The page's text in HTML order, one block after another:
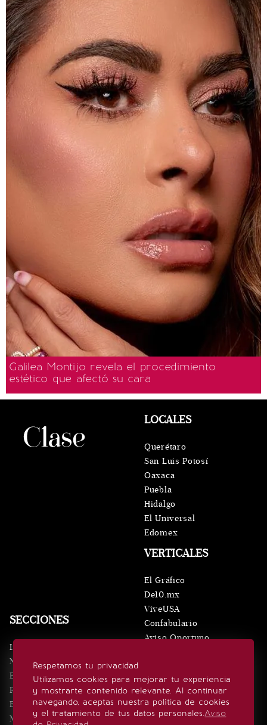
Galilea Montijo revela el procedimiento
estético que afectó su cara
Respetamos tu privacidad
Utilizamos cookies para mejorar tu experiencia
y mostrarte contenido relevante. Al continuar
navegando, aceptas nuestra política de cookies
y el tratamiento de tus datos personales.Aviso
SECCIONES
Inicio
Noticias
Eventos
Realeza
Estilo de vida
Minuto x Minuto
VERTICALES
El Gráfico
De10.mx
ViveUSA
Confabulario
Aviso Oportuno
LOCALES
Querétaro
San Luis Potosí
Oaxaca
Puebla
Hidalgo
El Universal
Edomex
SÍGUENOS